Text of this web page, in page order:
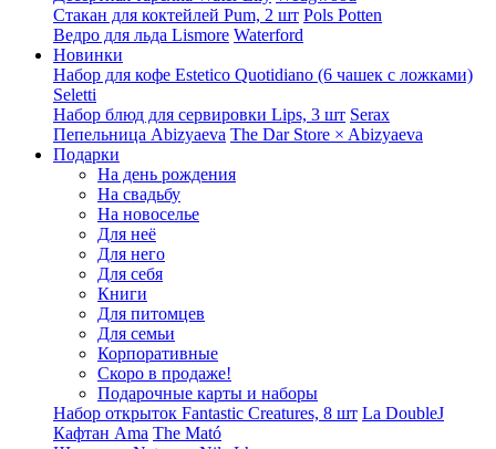
Стакан для коктейлей Pum, 2 шт Pols Potten
Ведро для льда Lismore Waterford
Новинки
Набор для кофе Estetico Quotidiano (6 чашек с ложками)
Seletti
Набор блюд для сервировки Lips, 3 шт Serax
Пепельница Abizyaeva The Dar Store × Abizyaeva
Подарки
На день рождения
На свадьбу
На новоселье
Для неё
Для него
Для себя
Книги
Для питомцев
Для семьи
Корпоративные
Скоро в продаже!
Подарочные карты и наборы
Набор открыток Fantastic Creatures, 8 шт La DoubleJ
Кафтан Ama The Mató